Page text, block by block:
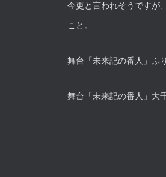
今更と言われそうですが
こと。
舞台「未来記の番人」ふ
舞台「未来記の番人」大